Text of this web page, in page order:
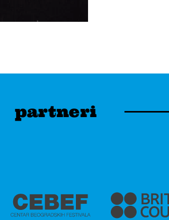
partneri